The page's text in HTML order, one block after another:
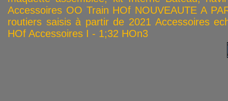
Accessoires OO Train HOf NOUVEAUTE A
routiers saisis à partir de 2021 Accessoires
HOf Accessoires I - 1;32 HOn3